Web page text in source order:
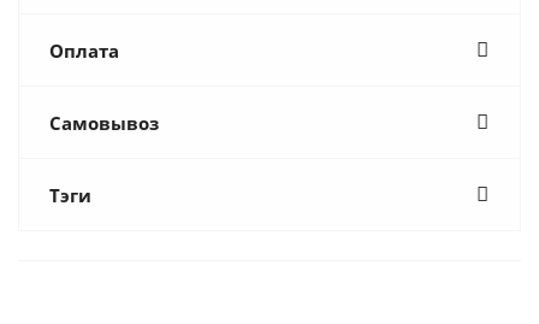
Оплата
Самовывоз
Тэги